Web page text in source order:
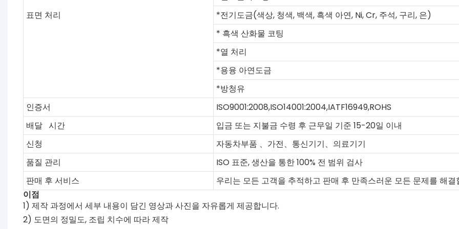
표면 처리
*전기도금(색상, 청색, 백색, 흑색 아연, Ni, Cr, 주석, 구리, 은)
* 흑색 산화물 코팅
*열 처리
*용융 아연도금
*방청유
인증서
ISO9001:2008,ISO14001:2004,IATF16949,ROHS
배달 시간
입금 또는 지불금 수령 후 근무일 기준 15-20일 이내
신청
자동차부품 、가전、통신기기、의료기기
품질 관리
ISO 표준, 생산을 통한 100% 전 범위 검사
판매 후 서비스
우리는 모든 고객을 추적하고 판매 후 만족스러운 모든 문제를 해결
이점
1) 제작 과정에서 세부 내용이 담긴 영상과 사진을 자유롭게 제공합니다.
2) 도면의 정밀도, 조립 치수에 따라 제작